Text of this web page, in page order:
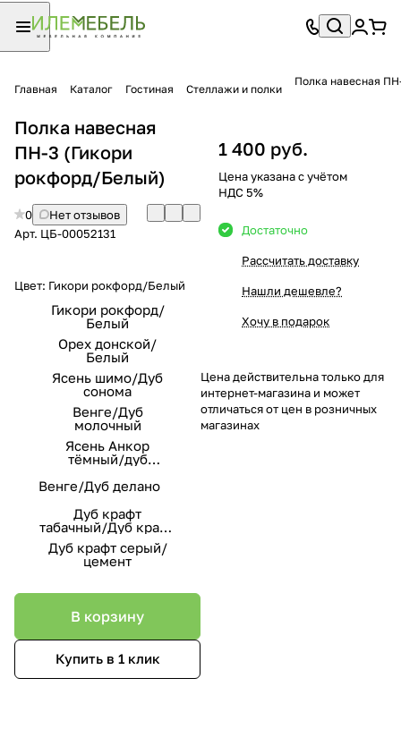
Главная Каталог Гостиная Стеллажи и полки
Полка навесная
Полка навесная
ПН-3 (Гикори
рокфорд/Белый)
0
Нет отзывов
Арт. ЦБ-00052131
Цвет: Гикори рокфорд/Белый
Гикори рокфорд/
Белый
Орех донской/
Белый
Ясень шимо/Дуб
сонома
Венге/Дуб
молочный
Ясень Анкор
тёмный/дуб
Венге/Дуб делано
Дуб крафт
табачный/Дуб крафт
белый
Дуб крафт серый/
цемент
В корзину
Купить в 1 клик
1 400 руб.
Цена указана с учётом
НДС 5%
Достаточно
Рассчитать доставку
Нашли дешевле?
Хочу в подарок
Цена действительна только для
интернет-магазина и может
отличаться от цен в розничных
магазинах